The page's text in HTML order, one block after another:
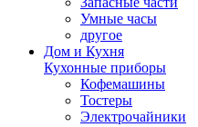
Умные часы
другое
Дом и Кухня
Кухонные приборы
Кофемашины
Тостеры
Электрочайники